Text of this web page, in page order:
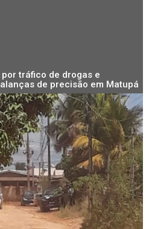
tráfico de drogas e
de precisão em Matupá